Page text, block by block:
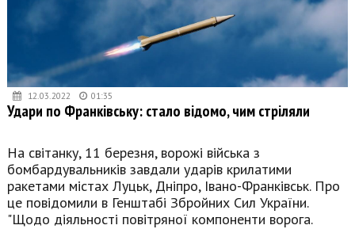
12.03.2022 01:35
Удари по Франківську: стало відомо, чим стріляли
На світанку, 11 березня, ворожі війська з
бомбардувальників завдали ударів крилатими
ракетами містах Луцьк, Дніпро, Івано-Франківськ. Про
це повідомили в Генштабі Збройних Сил України.
"Щодо діяльності повітряної компоненти ворога.